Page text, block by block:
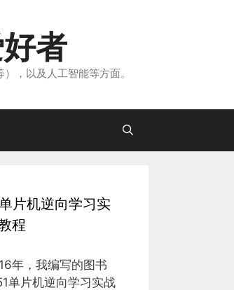
者
，以及人工智能等方面。
片机逆向学习实
程
年，我编写的图书
单片机逆向学习实战